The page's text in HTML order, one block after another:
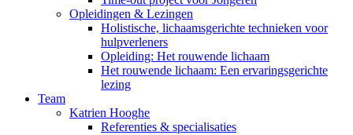
Opleidingen & Lezingen
Holistische, lichaamsgerichte technieken voor
hulpverleners
Opleiding: Het rouwende lichaam
Het rouwende lichaam: Een ervaringsgerichte
lezing
Team
Katrien Hooghe
Referenties & specialisaties